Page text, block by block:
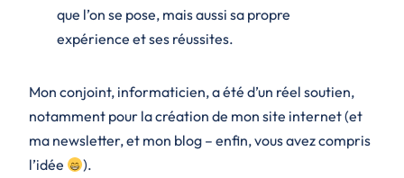
que l’on se pose, mais aussi sa propre
expérience et ses réussites.
Mon conjoint, informaticien, a été d’un réel soutien,
notamment pour la création de mon site internet (et
ma newsletter, et mon blog – enfin, vous avez compris
l’idée
).